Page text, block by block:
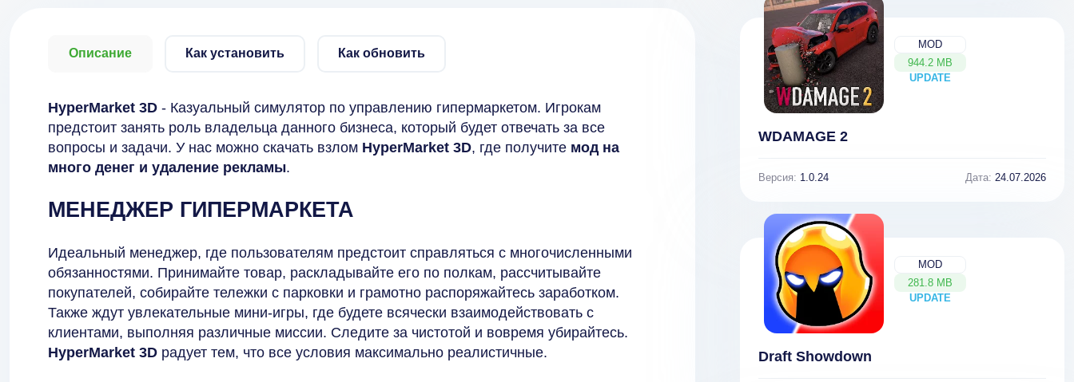
Описание Как установить Как обновить
HyperMarket 3D - Казуальный симулятор по управлению гипермаркетом. Игрокам
предстоит занять роль владельца данного бизнеса, который будет отвечать за все
вопросы и задачи. У нас можно скачать взлом HyperMarket 3D, где получите мод на
много денег и удаление рекламы.
МЕНЕДЖЕР ГИПЕРМАРКЕТА
Идеальный менеджер, где пользователям предстоит справляться с многочисленными
обязанностями. Принимайте товар, раскладывайте его по полкам, рассчитывайте
покупателей, собирайте тележки с парковки и грамотно распоряжайтесь заработком.
Также ждут увлекательные мини-игры, где будете всячески взаимодействовать с
клиентами, выполняя различные миссии. Следите за чистотой и вовремя убирайтесь.
HyperMarket 3D радует тем, что все условия максимально реалистичные.
MOD
944.2 MB
UPDATE
NEW
WDAMAGE 2
Версия: 1.0.24 Дата: 24.07.2026
MOD
281.8 MB
UPDATE
NEW
Draft Showdown